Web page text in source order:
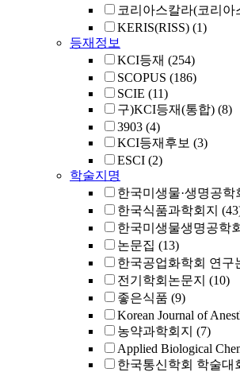
코리아스칼라(코리아
KERIS(RISS) (1)
등재정보
KCI등재 (254)
SCOPUS (186)
SCIE (11)
구)KCI등재(통합) (8)
3903 (4)
KCI등재후보 (3)
ESCI (2)
학술지명
한국미생물·생명공학
한국식품과학회지
한국미생물생명공학
논문집 (13)
한국공업화학회 연구
전기학회논문지 (10)
좋은식품 (9)
Korean Journal of
농약과학회지 (7)
Applied Biological
한국통신학회 학술대